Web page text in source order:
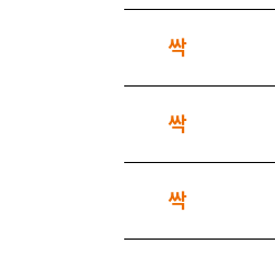
싹
싹
싹